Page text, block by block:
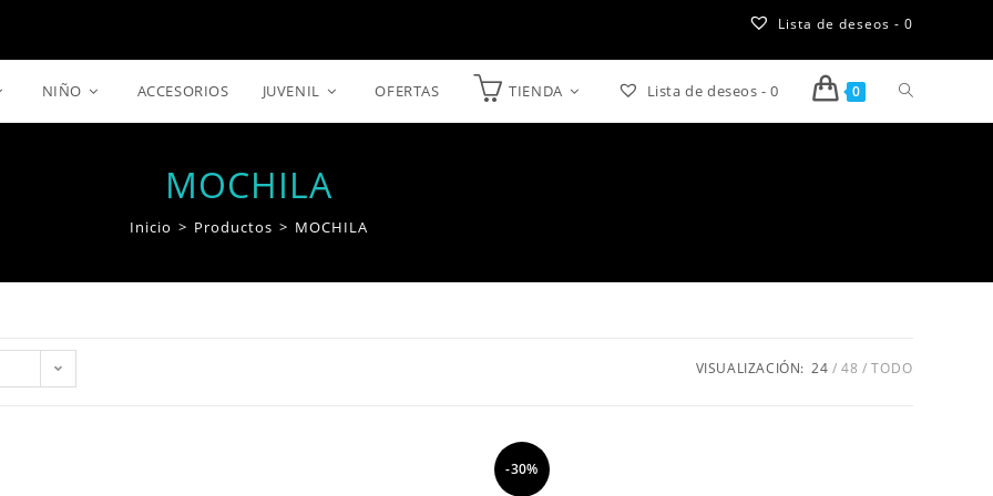
Lista de deseos - 0
NIÑO ACCESORIOS JUVENIL OFERTAS TIENDA Lista de deseos - 0 0 Alternar
MOCHILA
Inicio > Productos > MOCHILA
VISUALIZACIÓN: 24 48 TODO
-30%